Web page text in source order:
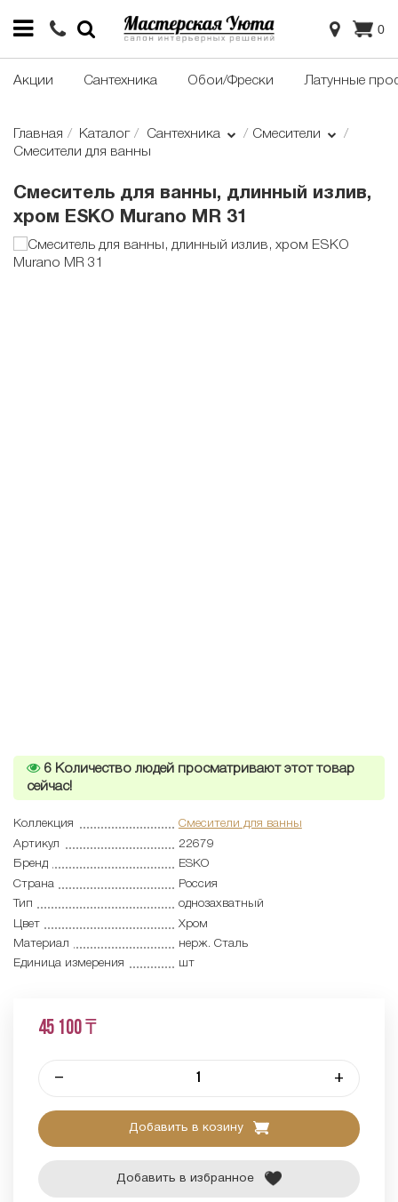
0
Акции Сантехника Обои/Фрески Латунные
Главная Каталог Сантехника
Смесители
Смесители для ванны
Смеситель для ванны, длинный излив,
хром ESKO Murano MR 31
6 Количество людей просматривают этот товар
сейчас!
Коллекция
Смесители для ванны
Артикул
22679
Бренд
ESKO
Страна
Россия
Тип
однозахватный
Цвет
Хром
Материал
нерж. Сталь
Единица измерения
шт
45 100 ₸
– +
Добавить в козину
Добавить в избранное